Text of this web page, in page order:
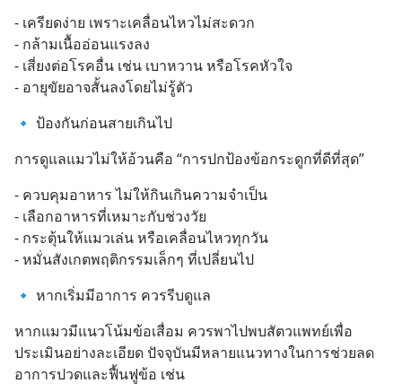
- เครียดง่าย เพราะเคลื่อนไหวไม่สะดวก
- กล้ามเนื้ออ่อนแรงลง
- เสี่ยงต่อโรคอื่น เช่น เบาหวาน หรือโรคหัวใจ
- อายุขัยอาจสั้นลงโดยไม่รู้ตัว
🔹 ป้องกันก่อนสายเกินไป
การดูแลแมวไม่ให้อ้วนคือ “การปกป้องข้อกระดูกที่ดีที่สุด”
- ควบคุมอาหาร ไม่ให้กินเกินความจำเป็น
- เลือกอาหารที่เหมาะกับช่วงวัย
- กระตุ้นให้แมวเล่น หรือเคลื่อนไหวทุกวัน
- หมั่นสังเกตพฤติกรรมเล็กๆ ที่เปลี่ยนไป
🔹 หากเริ่มมีอาการ ควรรีบดูแล
หากแมวมีแนวโน้มข้อเสื่อม ควรพาไปพบสัตวแพทย์เพื่อ
ประเมินอย่างละเอียด ปัจจุบันมีหลายแนวทางในการช่วยลด
อาการปวดและฟื้นฟูข้อ เช่น